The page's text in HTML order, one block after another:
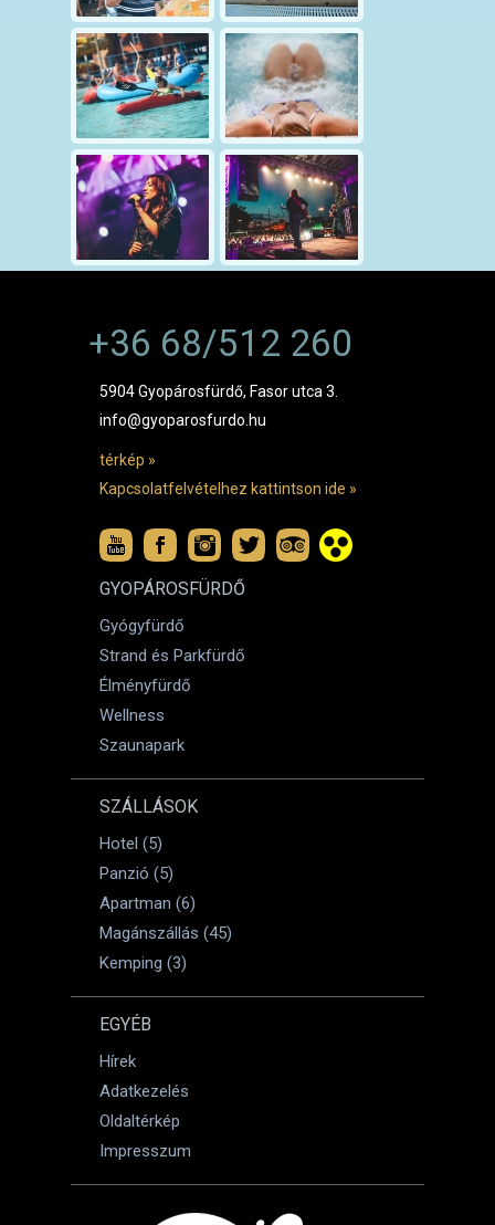
+36 68/512 260
5904 Gyopárosfürdő, Fasor utca 3.
info@gyoparosfurdo.hu
térkép »
Kapcsolatfelvételhez kattintson ide »
GYOPÁROSFÜRDŐ
Gyógyfürdő
Strand és Parkfürdő
Élményfürdő
Wellness
Szaunapark
SZÁLLÁSOK
Hotel (5)
Panzió (5)
Apartman (6)
Magánszállás (45)
Kemping (3)
EGYÉB
Hírek
Adatkezelés
Oldaltérkép
Impresszum